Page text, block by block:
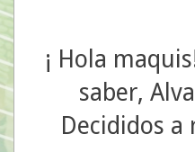
¡ Hola
saber,
Decididos